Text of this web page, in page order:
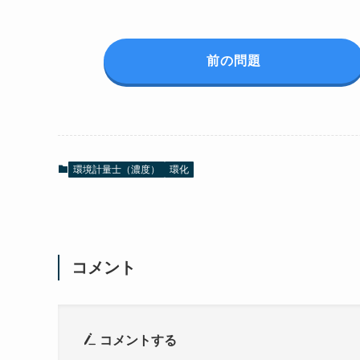
前の問題
環境計量士（濃度） 環化
コメント
コメントする